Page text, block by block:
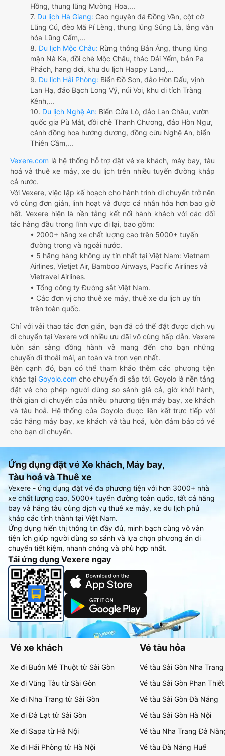
Hồng, thung lũng Mường Hoa,...
7. Du lịch Hà Giang: Cao nguyên đá Đồng Văn, cột cờ
Lũng Cú, đèo Mã Pí Lèng, thung lũng Sủng Là, làng văn
hóa Lũng Cẩm,...
8. Du lịch Mộc Châu: Rừng thông Bản Áng, thung lũng
mận Nà Ka, đồi chè Mộc Châu, thác Dải Yếm, bản Pa
Phách, hang dơi, khu du lịch Happy Land,...
9. Du lịch Hải Phòng: Biển Đồ Sơn, đảo Hòn Dấu, vịnh
Lan Hạ, đảo Bạch Long Vỹ, núi Voi, khu di tích Tràng
Kênh,...
10. Du lịch Nghệ An: Biển Cửa Lò, đảo Lan Châu, vườn
quốc gia Pù Mát, đồi chè Thanh Chương, đảo Hòn Ngư,
cánh đồng hoa hướng dương, đồng cừu Nghệ An, biển
Thiên Cầm,...
Vexere.com là hệ thống hỗ trợ đặt vé xe khách, máy bay, tàu
hoả và thuê xe máy, xe du lịch trên nhiều tuyến đường khắp
cả nước.
Với Vexere, việc lập kế hoạch cho hành trình di chuyển trở nên
vô cùng đơn giản, linh hoạt và được cá nhân hóa hơn bao giờ
hết. Vexere hiện là nền tảng kết nối hành khách với các đối
tác hàng đầu trong lĩnh vực đi lại, bao gồm:
• 2000+ hãng xe chất lượng cao trên 5000+ tuyến
đường trong và ngoài nước.
• 5 hãng hàng không uy tín nhất tại Việt Nam: Vietnam
Airlines, Vietjet Air, Bamboo Airways, Pacific Airlines và
Vietravel Airlines.
• Tổng công ty Đường sắt Việt Nam.
• Các đơn vị cho thuê xe máy, thuê xe du lịch uy tín
trên toàn quốc.
Chỉ với vài thao tác đơn giản, bạn đã có thể đặt được dịch vụ
di chuyển tại Vexere với nhiều ưu đãi vô cùng hấp dẫn. Vexere
luôn sẵn sàng đồng hành và mang đến cho bạn những
chuyến đi thoải mái, an toàn và trọn vẹn nhất.
Bên cạnh đó, bạn có thể tham khảo thêm các phương tiện
khác tại Goyolo.com cho chuyến đi sắp tới. Goyolo là nền tảng
đặt vé cho phép người dùng so sánh giá cả, giờ khởi hành,
thời gian di chuyển của nhiều phương tiện máy bay, xe khách
và tàu hoả. Hệ thống của Goyolo được liên kết trực tiếp với
các hãng máy bay, xe khách và tàu hoả, luôn đảm bảo có vé
cho bạn di chuyển.
Ứng dụng đặt vé Xe khách, Máy bay,
Tàu hoả và Thuê xe
Vexere - ứng dụng đặt vé đa phương tiện với hơn 3000+ nhà
xe chất lượng cao, 5000+ tuyến đường toàn quốc, tất cả hãng
bay và hãng tàu cùng dịch vụ thuê xe máy, xe du lịch phủ
khắp các tỉnh thành tại Việt Nam.
Ứng dụng hiển thị thông tin đầy đủ, minh bạch cùng vô vàn
tiện ích giúp người dùng so sánh và lựa chọn phương án di
chuyển tiết kiệm, nhanh chóng và phù hợp nhất.
Tải ứng dụng Vexere ngay
Vé xe khách
Xe đi Buôn Mê Thuột từ Sài Gòn
Xe đi Vũng Tàu từ Sài Gòn
Xe đi Nha Trang từ Sài Gòn
Xe đi Đà Lạt từ Sài Gòn
Xe đi Sapa từ Hà Nội
Xe đi Hải Phòng từ Hà Nội
Vé tàu hỏa
Vé tàu Sài Gòn Nha Trang
Vé tàu Sài Gòn Phan Thiết
Vé tàu Sài Gòn Đà Nẵng
Vé tàu Sài Gòn Hà Nội
Vé tàu Nha Trang Đà
Vé tàu Đà Nẵng Huế